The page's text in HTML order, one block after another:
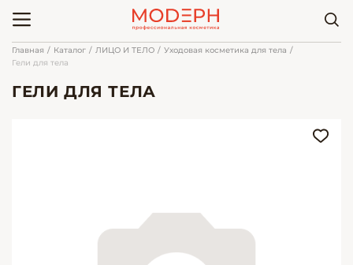
Главная Каталог ЛИЦО И ТЕЛО
Уходовая косметика для тела
Гели для тела
ГЕЛИ ДЛЯ ТЕЛА